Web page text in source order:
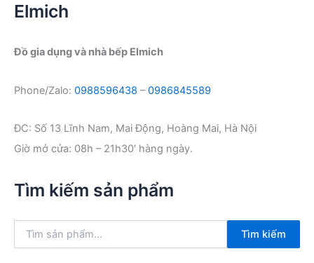
Elmich
Đồ gia dụng và nhà bếp Elmich
Phone/Zalo: 0988596438 –0986845589
ĐC: Số 13 Lĩnh Nam, Mai Động, Hoàng Mai, Hà Nội
Giờ mở cửa: 08h – 21h30′ hàng ngày.
Tìm kiếm sản phẩm
Tìm kiếm